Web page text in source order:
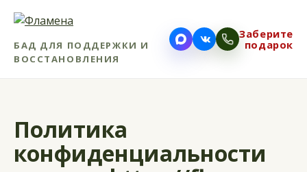
БАД ДЛЯ ПОДДЕРЖКИ И
ВОССТАНОВЛЕНИЯ
Заберите
подарок
Политика
конфиденциальности